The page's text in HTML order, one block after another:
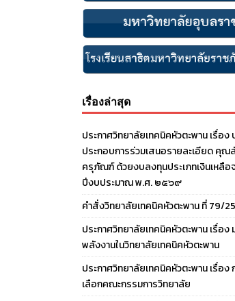
เรื่องล่าสุด
ประกาศวิทยาลัยเทคนิคหัวตะพาน เรื่อง
ประกอบการร่วมเสนอรายละเอียด คุณ
ครุภัณฑ์ ด้วยงบลงทุนประเภทเงินเหลือ
ปีงบประมาณ พ.ศ. ๒๕๖๙
คำสั่งวิทยาลัยเทคนิคหัวตะพาน ที่ 79/
ประกาศวิทยาลัยเทคนิคหัวตะพาน เรื่อง
พลังงานในวิทยาลัยเทคนิคหัวตะพาน
ประกาศวิทยาลัยเทคนิคหัวตะพาน เรื่อง
เลือกคณะกรรมการวิทยาลัย